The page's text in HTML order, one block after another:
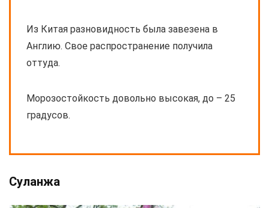
Из Китая разновидность была завезена в
Англию. Свое распространение получила
оттуда.
Морозостойкость довольно высокая, до – 25
градусов.
Суланжа